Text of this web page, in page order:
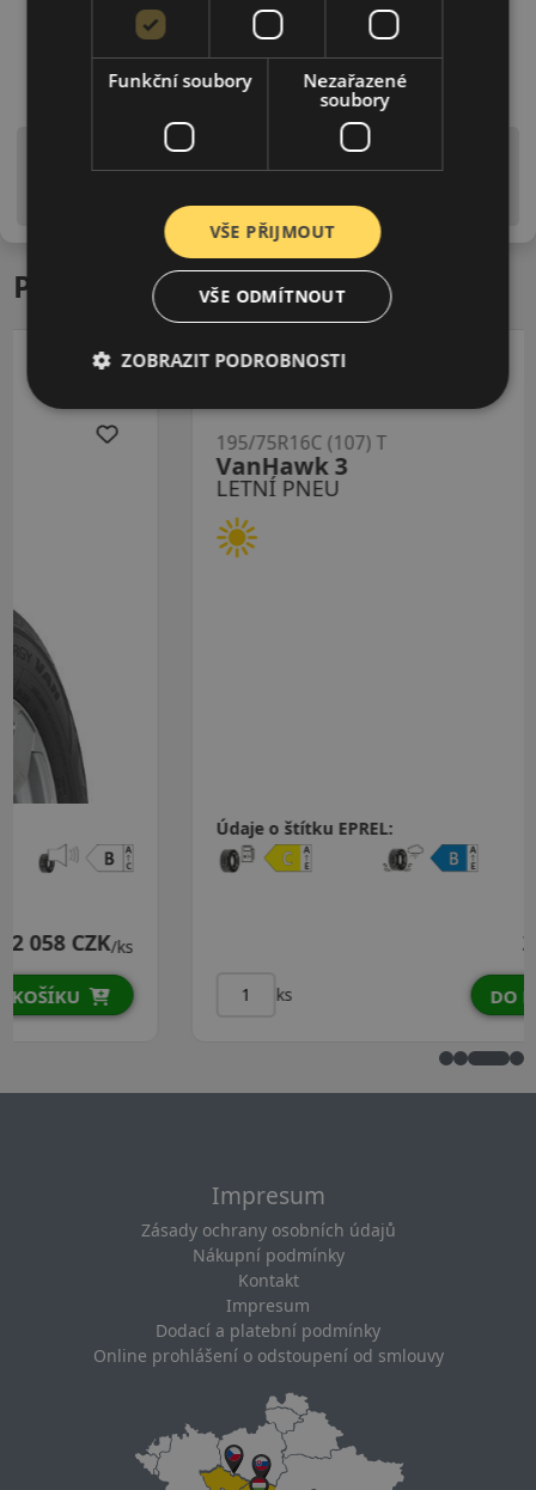
Upozornění! Hodnoty na štítku jsou pouze
informativního charakteru. Mohou být dodány pneumatiky
is EU štítky ve smyslu dosud platné (předchozí) legislativy.
Podobné produkty
195/75R16C (107) T
Údaje o štítku EPREL:
ks
Impresum
Zásady ochrany osobních údajů
Nákupní podmínky
Kontakt
Impresum
Dodací a platební podmínky
Online prohlášení o odstoupení od smlouvy
Funkční soubory
Nezařazené
soubory
VŠE PŘIJMOUT
VŠE ODMÍTNOUT
ZOBRAZIT PODROBNOSTI